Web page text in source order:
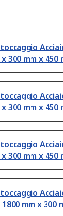
Acciaio
300 mm x 450
Acciaio
300 mm x 450
Acciaio
300 mm x 450
mm x 300